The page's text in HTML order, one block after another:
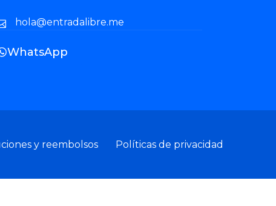
hola@entradalibre.me
WhatsApp
y reembolsos Políticas de privacidad